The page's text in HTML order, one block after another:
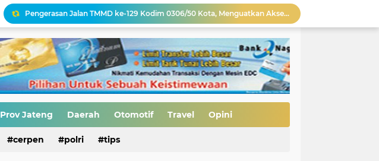
Pengerasan Jalan TMMD ke-129 Kodim 0306/50 Kota, Menguatkan Akses Menuju Kemajuan Nagari
Edukasi Keselamatan Berkedara, Ditlantas Polda Sumbar Gelar "Police Goes To Campus" di UNP
Antara HAM dan Hukum Allah: Kedudukan L68TQ dalam Islam
Palestina Terbelah, Umat Islam Harus Berbuat Apa?
Narasi Pajak Bukan Solusi Bijak
Pembukaan Jalan TMMD ke-129 Capai 90 Persen, Pengerasan Mulai Dikebut
HIV di Kalangan Pelajar, Saatnya Evaluasi Arah Kebijakan
Erik Abdullah: "Sejak Awal Kasus Dinilai Janggal"
Prov Jateng Daerah Otomotif Travel Opini
cerpen polri tips